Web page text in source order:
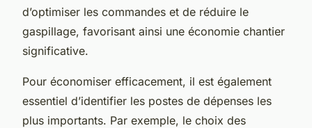
d’optimiser les commandes et de réduire le
gaspillage, favorisant ainsi une économie chantier
significative.
Pour économiser efficacement, il est également
essentiel d’identifier les postes de dépenses les
plus importants. Par exemple, le choix des